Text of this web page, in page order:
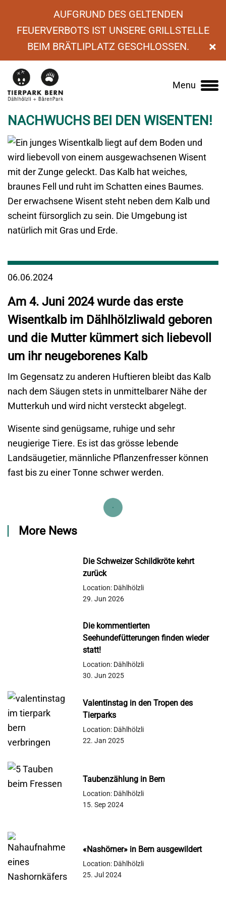
AUFGRUND DES GELTENDEN
FEUERVERBOTS IST UNSERE GRILLSTELLE
BEIM BRÄTLIPLATZ GESCHLOSSEN.
×
Main
Menu
› News › Nachwuchs bei den Wisenten!
NACHWUCHS BEI DEN WISENTEN!
06.06.2024
Am 4. Juni 2024 wurde das erste
Wisentkalb im Dählhölzliwald geboren
und die Mutter kümmert sich liebevoll
um ihr neugeborenes Kalb
Im Gegensatz zu anderen Huftieren bleibt das Kalb
nach dem Säugen stets in unmittelbarer Nähe der
Mutterkuh und wird nicht versteckt abgelegt.
Wisente sind genügsame, ruhige und sehr
neugierige Tiere. Es ist das grösse lebende
Landsäugetier, männliche Pflanzenfresser können
fast bis zu einer Tonne schwer werden.
More News
Die Schweizer Schildkröte kehrt
zurück
Location: Dählhölzli
29. Jun 2026
Die kommentierten
Seehundefütterungen finden wieder
statt!
Location: Dählhölzli
30. Jun 2025
Valentinstag in den Tropen des
Tierparks
Location: Dählhölzli
22. Jan 2025
Taubenzählung in Bern
Location: Dählhölzli
15. Sep 2024
«Nashörner» in Bern ausgewildert
Location: Dählhölzli
25. Jul 2024